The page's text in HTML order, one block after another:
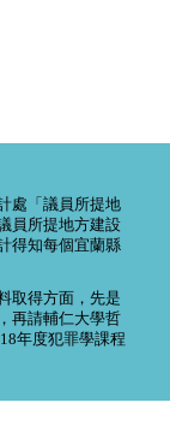
處「議員所提地
員所提地方建設
得知每個宜蘭縣
取得方面，先是
再請輔仁大學哲
年度犯罪學課程